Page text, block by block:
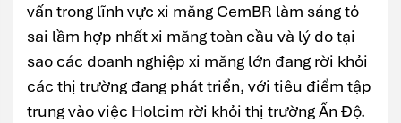
vấn trong lĩnh vực xi măng CemBR làm sáng tỏ
sai lầm hợp nhất xi măng toàn cầu và lý do tại
sao các doanh nghiệp xi măng lớn đang rời khỏi
các thị trường đang phát triển, với tiêu điểm tập
trung vào việc Holcim rời khỏi thị trường Ấn Độ.